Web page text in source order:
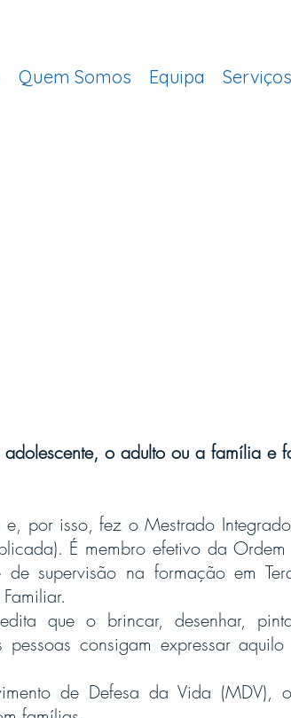
Quem Somos Equipa Serviços
o adulto ou a família e
e, por isso, fez o Mestrado
É membro efetivo da
supervisão na formação em
que o brincar, desenhar,
consigam expressar aquilo
de Defesa da Vida (MDV),